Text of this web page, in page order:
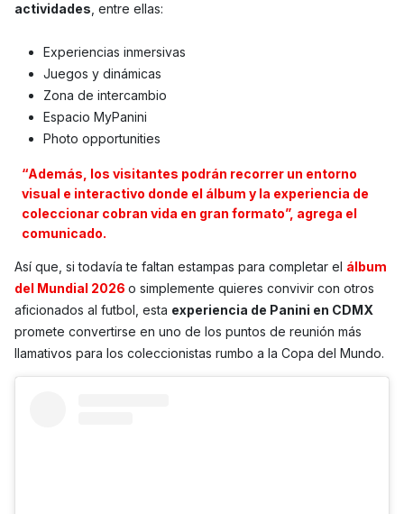
actividades , entre ellas:
Experiencias inmersivas
Juegos y dinámicas
Zona de intercambio
Espacio MyPanini
Photo opportunities
“Además, los visitantes podrán recorrer un entorno
visual e interactivo donde el álbum y la experiencia de
coleccionar cobran vida en gran formato”, agrega el
comunicado.
Así que, si todavía te faltan estampas para completar el álbum
del Mundial 2026 o simplemente quieres convivir con otros
aficionados al futbol, esta experiencia de Panini en CDMX
promete convertirse en uno de los puntos de reunión más
llamativos para los coleccionistas rumbo a la Copa del Mundo.